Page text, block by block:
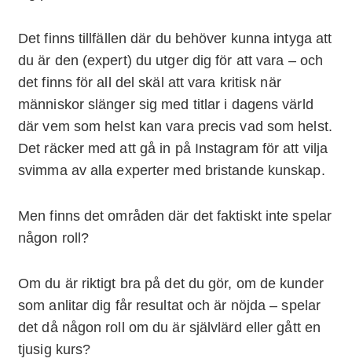
Det finns tillfällen där du behöver kunna intyga att
du är den (expert) du utger dig för att vara – och
det finns för all del skäl att vara kritisk när
människor slänger sig med titlar i dagens värld
där vem som helst kan vara precis vad som helst.
Det räcker med att gå in på Instagram för att vilja
svimma av alla experter med bristande kunskap.
Men finns det områden där det faktiskt inte spelar
någon roll?
Om du är riktigt bra på det du gör, om de kunder
som anlitar dig får resultat och är nöjda – spelar
det då någon roll om du är självlärd eller gått en
tjusig kurs?